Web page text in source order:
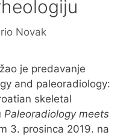
Novak
je predavanje
and paleoradiology:
skeletal
Paleoradiology meets
3. prosinca 2019. na